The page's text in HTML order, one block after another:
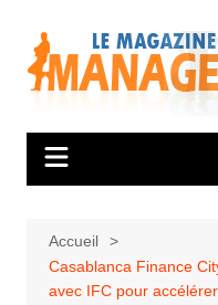
contenu
Accueil
Casablanca Finance
avec IFC pour